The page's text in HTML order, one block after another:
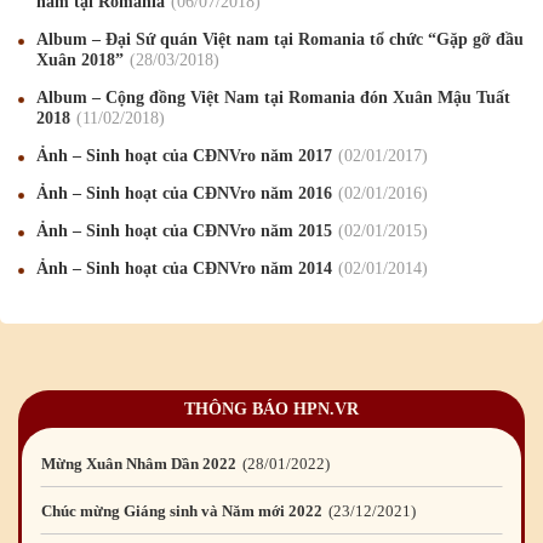
Album – Đại Sứ quán Việt nam tại Romania tổ chức “Gặp gỡ đầu
Xuân 2018”
28/03/2018
Album – Cộng đồng Việt Nam tại Romania đón Xuân Mậu Tuất
2018
11 /02/2018
Ảnh – Sinh hoạt của CĐNVro năm 2017 02/01 /2017
Ảnh – Sinh hoạt của CĐNVro năm 2016 02/01 /2016
Ảnh – Sinh hoạt của CĐNVro năm 2015 02/01 /2015
Ảnh – Sinh hoạt của CĐNVro năm 2014 02/01 /2014
THÔNG BÁO HPN.VR
Mừng Xuân Kỷ Hợi 2019 03/02/2019
Mừng Xuân Bính Ngọ 2026
Chúc mừng Giáng sinh và Năm mới 2026
Chúc mừng Giáng sinh và Năm mới 2025 24/12/2024
Mừng Xuân Giáp Thìn 2024 09/02/2024
Chúc mừng Giáng sinh và Năm mới 2024 21/12/2023
Chúc mừng Giáng sinh và Năm mới 2023 24/12
Mừng Xuân Nhâm Dần 2022 28/01 /2022
Chúc mừng Giáng sinh và Năm mới 2022 23/12/2021